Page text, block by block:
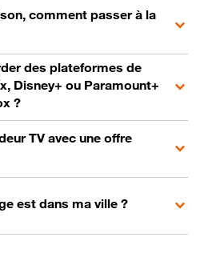
comment passer à la
des plateformes de
Disney+ ou Paramount+
?
TV avec une offre
est dans ma ville ?